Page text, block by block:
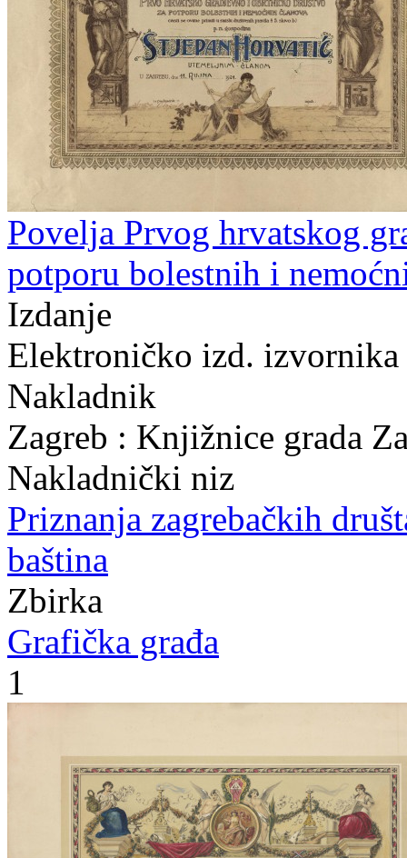
Povelja Prvog hrvatskog
potporu bolestnih i
Izdanje
Elektroničko izd. izvornika
Nakladnik
Zagreb : Knjižnice grada
Nakladnički niz
Priznanja zagrebačkih
baština
Zbirka
Grafička građa
1